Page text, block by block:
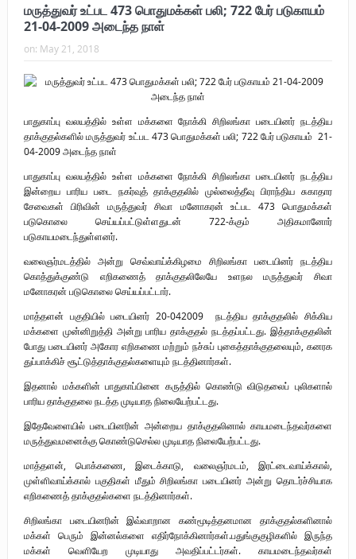
வரலாற்று ஆவணங்களின் வெளியீட்டு
முள்ளிவாய்க்கால்: செங்குருதி படிந்த வரலாற்றுச் சுவடு
முள்ளிவாய்க்கால்: துரோகத்தின் சாட்சியம்
வணக்க நிகழ்வும் ‘விடுதலைச் சிற்பி’ நூல் மற்றும் ‘ஜவான் – திடம் குன்றா
தீக்குரல்’ இசைப்பேழை வெளியீடும்.
உரிமைப் போராட்டம் _
நாடாளுமன்ற உறுப்பினர் இராமநாதன் அர்ச்சுனா அவர்களுக்கு நிலவனின்
திறந்த மடல்!
மருத்துவர் உட்பட 473 பொதுமக்கள் பலி; 722 பேர் படுகாயம்
21-04-2009 அடைந்த நாள்
on: May 21, 2018
பாதுகாப்பு வலயத்தில் உள்ள மக்களை நோக்கி சிறிலங்கா படையினர் நடத்திய
தாக்குதல்களில் மருத்துவர் உட்பட 473 பொதுமக்கள் பலி; 722 பேர் படுகாயம் 21-
04-2009 அடைந்த நாள்
பாதுகாப்பு வலயத்தில் உள்ள மக்களை நோக்கி சிறிலங்கா படையினர் நடத்திய
இன்றைய பாரிய படை நகர்வுத் தாக்குதலில் முல்லைத்தீவு பிராந்திய சுகாதார
சேவைகள் பிரிவின் மருத்துவர் சிவா மனோகரன் உட்பட 473 பொதுமக்கள்
படுகொலை செய்யப்பட்டுள்ளதுடன் 722-க்கும் அதிகமானோர்
படுகாயமடைந்துள்ளனர்.
வலைஞர்மடத்தில் அன்று செவ்வாய்க்கிழமை சிறிலங்கா படையினர் நடத்திய
கொத்துக்குண்டு எறிகணைத் தாக்குதலிலேயே உளநல மருத்துவர் சிவா
மனோகரன் படுகொலை செய்யப்பட்டார்.
மாத்தளன் பகுதியில் படையினர் 20-042009 நடத்திய தாக்குதலில் சிக்கிய
மக்களை முன்னிறுத்தி அன்று பாரிய தாக்குதல் நடத்தப்பட்டது. இத்தாக்குதலின்
போது படையினர் அகோர எறிகணை மற்றும் நச்சுப் புகைத்தாக்குதலையும், கனரக
துப்பாக்கிச் சூட்டுத்தாக்குதல்களையும் நடத்தினார்கள்.
இதனால் மக்களின் பாதுகாப்பினை கருத்தில் கொண்டு விடுதலைப் புலிகளால்
பாரிய தாக்குதலை நடத்த முடியாத நிலையேற்பட்டது.
இதேவேளையில் படையினரின் அன்றைய தாக்குதலினால் காயமடைந்தவர்களை
மருத்துவமனைக்கு கொண்டுசெல்ல முடியாத நிலையேற்பட்டது.
மாத்தளன், பொக்கணை, இடைக்காடு, வலைஞர்மடம், இரட்டைவாய்க்கால்,
முள்ளிவாய்க்கால் பகுதிகள் மீதும் சிறிலங்கா படையினர் அன்று தொடர்ச்சியாக
எறிகணைத் தாக்குதல்களை நடத்தினார்கள்.
சிறிலங்கா படையினரின் இவ்வாறான கண்மூடித்தனமான தாக்குதல்களினால்
மக்கள் பெரும் இன்னல்களை எதிர்நோக்கினார்கள்.பதுங்குகுழிகளில் இருந்த
மக்கள் வெளியேற முடியாது அவதிப்பட்டர்கள். காயமடைந்தவர்கள்